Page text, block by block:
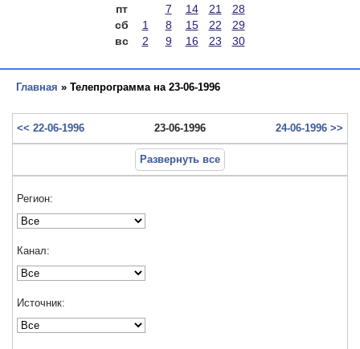
пт
7 14 21
28
сб
1 8 15 22
29
вс
2 9 16 23 30
Главная » Телепрограмма на 23-06-1996
<< 22-06-1996 23-06-1996 24-06-1996 >>
Развернуть все
Регион:
Канал:
Источник: